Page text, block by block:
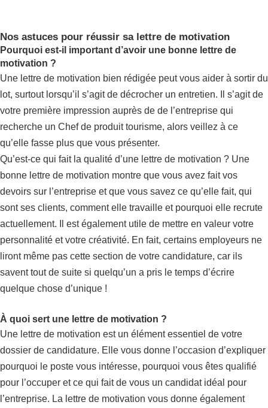
Nos astuces pour réussir sa lettre de motivation
Pourquoi est-il important d’avoir une bonne lettre de
motivation ?
Une lettre de motivation bien rédigée peut vous aider à sortir du
lot, surtout lorsqu’il s’agit de décrocher un entretien. Il s’agit de
votre première impression auprès de de l’entreprise qui
recherche un Chef de produit tourisme, alors veillez à ce
qu’elle fasse plus que vous présenter.
Qu’est-ce qui fait la qualité d’une lettre de motivation ? Une
bonne lettre de motivation montre que vous avez fait vos
devoirs sur l’entreprise et que vous savez ce qu’elle fait, qui
sont ses clients, comment elle travaille et pourquoi elle recrute
actuellement. Il est également utile de mettre en valeur votre
personnalité et votre créativité. En fait, certains employeurs ne
liront même pas cette section de votre candidature, car ils
savent tout de suite si quelqu’un a pris le temps d’écrire
quelque chose d’unique !
À quoi sert une lettre de motivation ?
Une lettre de motivation est un élément essentiel de votre
dossier de candidature. Elle vous donne l’occasion d’expliquer
pourquoi le poste vous intéresse, pourquoi vous êtes qualifié
pour l’occuper et ce qui fait de vous un candidat idéal pour
l’entreprise. La lettre de motivation vous donne également